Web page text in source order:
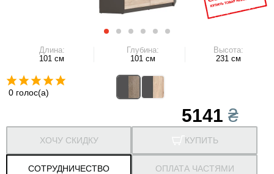
Длина:
101 см
Глубина:
101 см
Высота:
231 см
0 голос(а)
5141₴
КУПИТЬ
СОТРУДНИЧЕСТВО
ХОЧУ СКИДКУ
ОПЛАТА ЧАСТЯМИ